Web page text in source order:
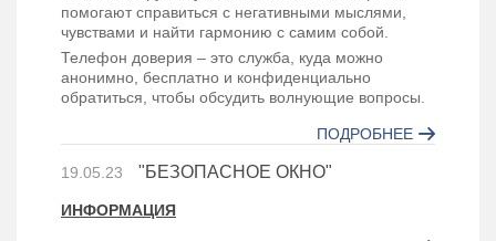
помогают справиться с негативными мыслями,
чувствами и найти гармонию с самим собой.
Телефон доверия – это служба, куда можно
анонимно, бесплатно и конфиденциально
обратиться, чтобы обсудить волнующие вопросы.​
ПОДРОБНЕЕ
19.05.23 "БЕЗОПАСНОЕ ОКНО"
ИНФОРМАЦИЯ